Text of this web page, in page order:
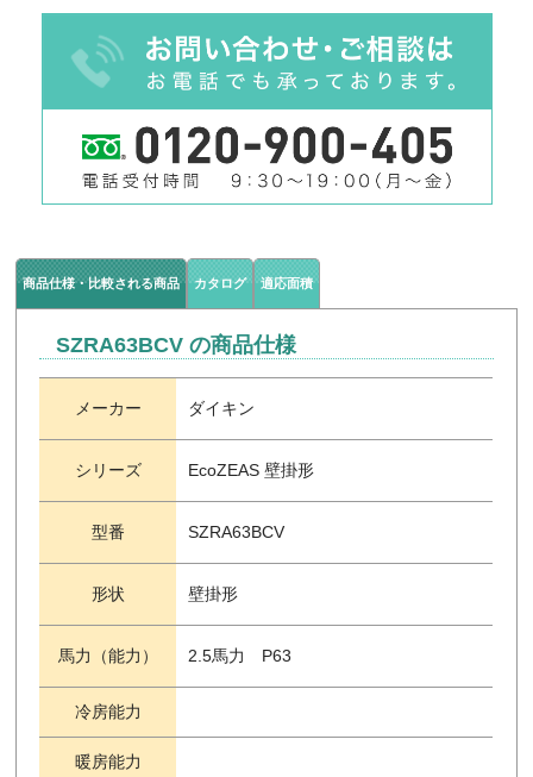
商品仕様・比較される商品 カタログ 適応面積
SZRA63BCV の商品仕様
メーカー ダイキン
シリーズ EcoZEAS 壁掛形
型番 SZRA63BCV
形状 壁掛形
馬力（能力） 2.5馬力 P63
冷房能力
暖房能力